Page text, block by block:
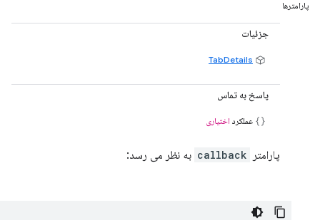
پارامترها
جزئیات
TabDetails
پاسخ به تماس
عملکرد اختیاری
پارامتر callback به نظر می رسد: